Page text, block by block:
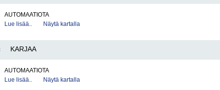
AUTOMAATIOTA
Lue lisää..
Näytä kartalla
KARJAA
AUTOMAATIOTA
Lue lisää..
Näytä kartalla